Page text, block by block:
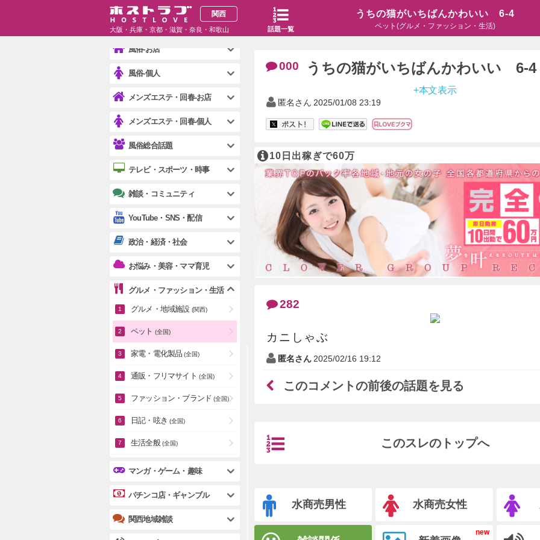
うちの猫がいちばんかわいい 6-4
ペット(グルメ・ファッション・生活)
話題一覧
関西
大阪・兵庫・京都・滋賀・奈良・和歌山
000 うちの猫がいちばんかわいい 6-4
+本文表示
匿名さん 2025/01/08 23:19
10日出稼ぎで60万
282
カニしゃぶ
匿名さん 2025/02/16 19:12
このコメントの前後の話題を見る
このスレのトップへ
水商売男性 水商売女性
お水総合話題
風俗-お店
風俗-個人
メンズエステ・回春-お店
メンズエステ・回春-個人
風俗総合話題
テレビ・スポーツ・時事
雑談・コミュニティ
YouTube・SNS・配信
政治・経済・社会
お悩み・美容・ママ育児
グルメ・ファッション・生活
グルメ・地域施設 (関西)
ペット (全国)
家電・電化製品 (全国)
通販・フリマサイト (全国)
ファッション・ブランド (全国)
日記・呟き (全国)
生活全般 (全国)
マンガ・ゲーム・趣味
パチンコ店・ギャンブル
関西地域雑談